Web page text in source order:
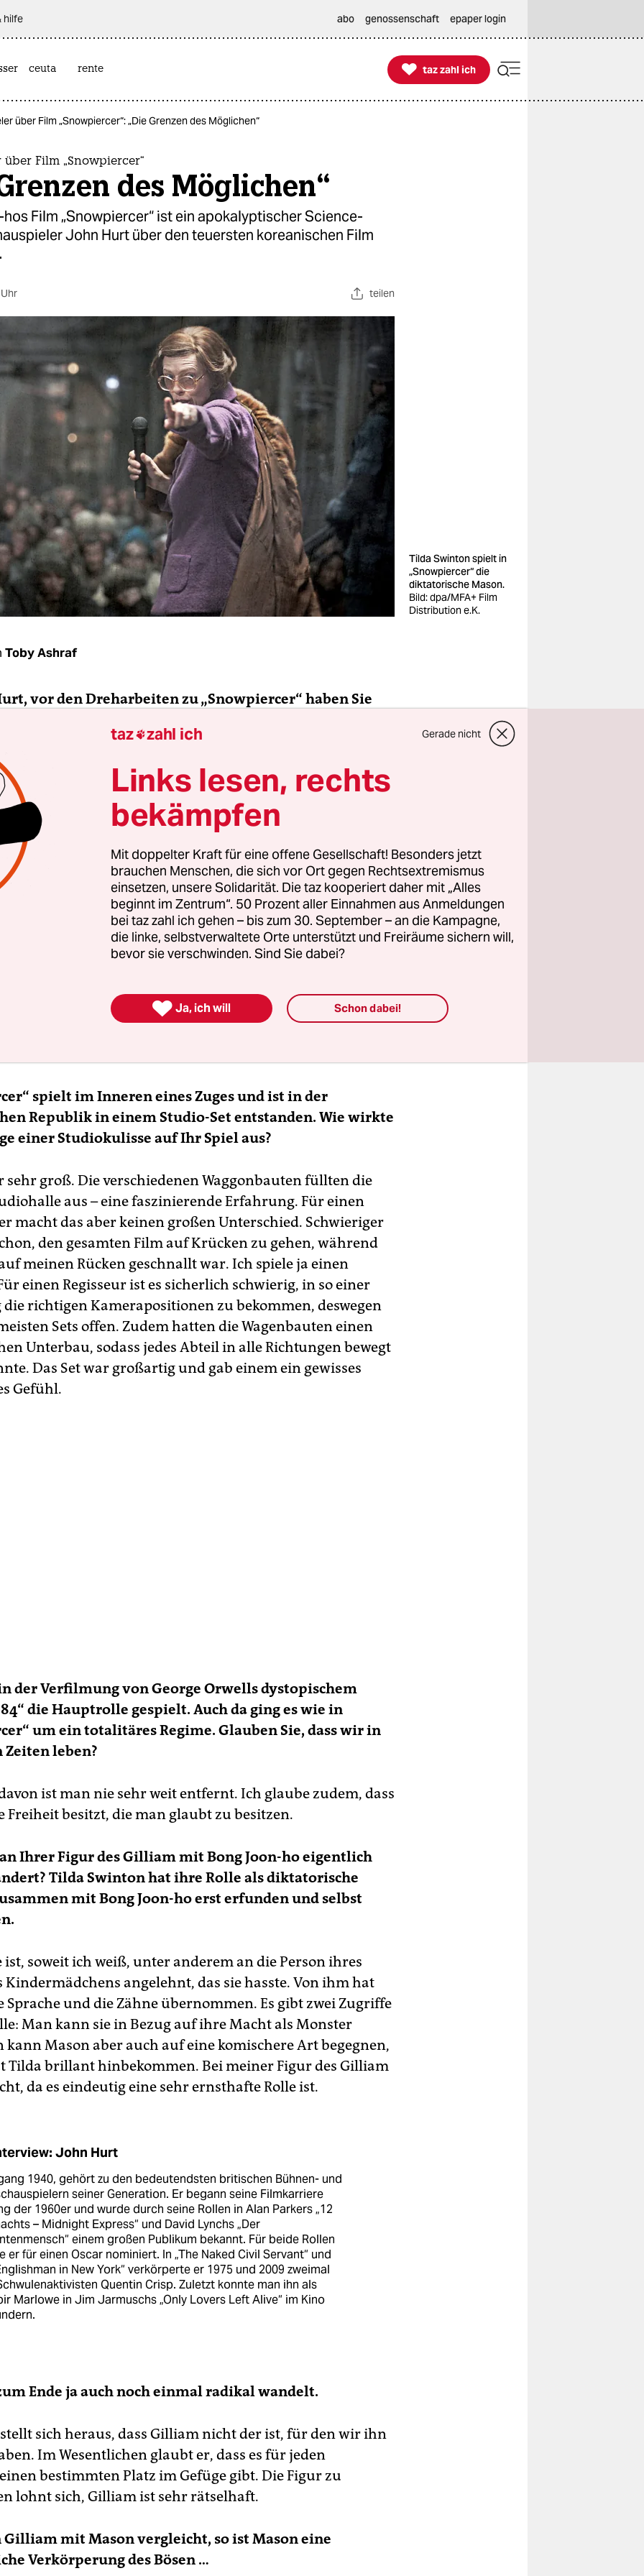
hilfe abo genossenschaft epaper login
ceuta rente 
taz zahl ich
taz zahl ich
über Film „Snowpiercer“: „Die Grenzen des Möglichen“
über Film „Snowpiercer“
des Möglichen“
Film „Snowpiercer“ ist ein apokalyptischer Science-
John Hurt über den teuersten koreanischen Film
teilen
Tilda Swinton spielt in
„Snowpiercer“ die
diktatorische Mason.
Bild: dpa/MFA+ Film
Distribution e.K.
Toby Ashraf
vor den Dreharbeiten zu „Snowpiercer“ haben Sie
hinzugefügt, Sie seien sich bei Regisseur Bong Joon-ho
gewesen, dass er aus dem Stoff einen komplexen Film
…
Der Film bildet den Mikrokosmos einer Gesellschaft ab, und
mit einem Mikrokosmos bedeutet automatisch, dass
muss. Das betrifft nicht nur die Anzahl der
auch die Ereignisse und Erfahrungen der
Das ist bei dieser Geschichte wahrscheinlich so, weil die
bestimmte Bereiche der Menschheit sprechen wollten
am besten in einem Mikrokosmos ausdrücken konnten.
Das muss aber nicht vereinfachend sein, sondern kann im
die Ideen des Buches verstärken, anstatt sie zu
spielt im Inneren eines Zuges und ist in der
Republik in einem Studio-Set entstanden. Wie wirkte
einer Studiokulisse auf Ihr Spiel aus?
sehr groß. Die verschiedenen Waggonbauten füllten die
aus – eine faszinierende Erfahrung. Für einen
macht das aber keinen großen Unterschied. Schwieriger
den gesamten Film auf Krücken zu gehen, während
meinen Rücken geschnallt war. Ich spiele ja einen
einen Regisseur ist es sicherlich schwierig, in so einer
richtigen Kamerapositionen zu bekommen, deswegen
Sets offen. Zudem hatten die Wagenbauten einen
Unterbau, sodass jedes Abteil in alle Richtungen bewegt
Das Set war großartig und gab einem ein gewisses
Gefühl.
der Verfilmung von George Orwells dystopischem
die Hauptrolle gespielt. Auch da ging es wie in
um ein totalitäres Regime. Glauben Sie, dass wir in
leben?
ist man nie sehr weit entfernt. Ich glaube zudem, dass
Freiheit besitzt, die man glaubt zu besitzen.
Ihrer Figur des Gilliam mit Bong Joon-ho eigentlich
Tilda Swinton hat ihre Rolle als diktatorische
mit Bong Joon-ho erst erfunden und selbst
ist, soweit ich weiß, unter anderem an die Person ihres
Kindermädchens angelehnt, das sie hasste. Von ihm hat
Sprache und die Zähne übernommen. Es gibt zwei Zugriffe
Man kann sie in Bezug auf ihre Macht als Monster
kann Mason aber auch auf eine komischere Art begegnen,
Tilda brillant hinbekommen. Bei meiner Figur des Gilliam
da es eindeutig eine sehr ernsthafte Rolle ist.
John Hurt
1940, gehört zu den bedeutendsten britischen Bühnen- und
seiner Generation. Er begann seine Filmkarriere
der 1960er und wurde durch seine Rollen in Alan Parkers „12
– Midnight Express“ und David Lynchs „Der
einem großen Publikum bekannt. Für beide Rollen
er für einen Oscar nominiert. In „The Naked Civil Servant“ und
in New York“ verkörperte er 1975 und 2009 zweimal
Quentin Crisp. Zuletzt konnte man ihn als
Marlowe in Jim Jarmuschs „Only Lovers Left Alive“ im Kino
Ende ja auch noch einmal radikal wandelt.
stellt sich heraus, dass Gilliam nicht der ist, für den wir ihn
Im Wesentlichen glaubt er, dass es für jeden
bestimmten Platz im Gefüge gibt. Die Figur zu
lohnt sich, Gilliam ist sehr rätselhaft.
Gilliam mit Mason vergleicht, so ist Mason eine
Verkörperung des Bösen …
taz zahl ich Gerade nicht
Links lesen, rechts
bekämpfen
Mit doppelter Kraft für eine offene Gesellschaft! Besonders jetzt
brauchen Menschen, die sich vor Ort gegen Rechtsextremismus
einsetzen, unsere Solidarität. Die taz kooperiert daher mit „Alles
beginnt im Zentrum“. 50 Prozent aller Einnahmen aus Anmeldungen
bei taz zahl ich gehen – bis zum 30. September – an die Kampagne,
die linke, selbstverwaltete Orte unterstützt und Freiräume sichern will,
bevor sie verschwinden. Sind Sie dabei?
 Ja, ich will Schon dabei!